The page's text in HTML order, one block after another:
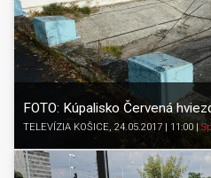
FOTO: Kúpalisko Červená
TELEVÍZIA KOŠICE , 24.05.2017 | 11:00 |